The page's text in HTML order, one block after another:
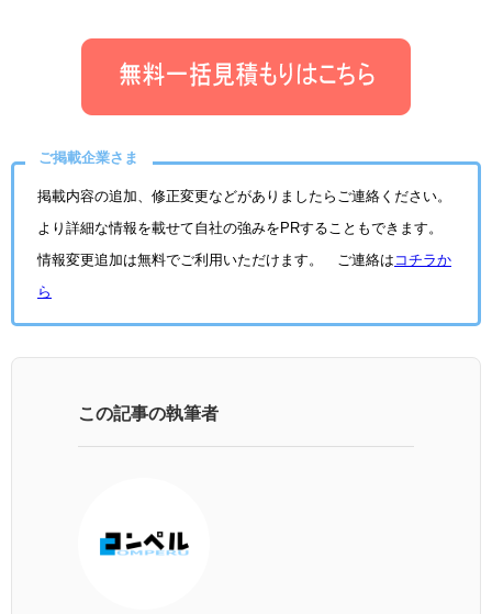
ご掲載企業さま
掲載内容の追加、修正変更などがありましたらご連絡ください。
より詳細な情報を載せて自社の強みをPRすることもできます。
情報変更追加は無料でご利用いただけます。 ご連絡は コチラか
ら
この記事の執筆者